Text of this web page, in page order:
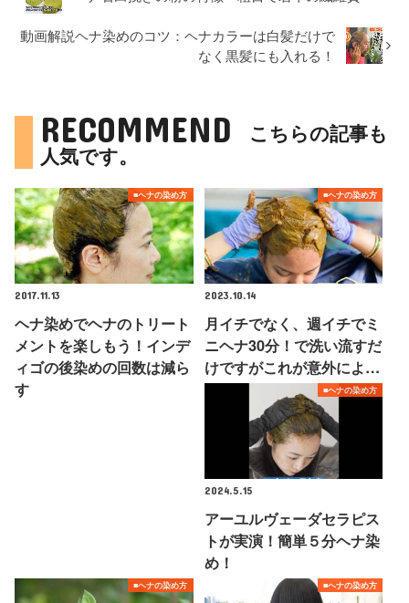
動画解説ヘナ染めのコツ：ヘナカラーは白髪だけで
なく黒髪にも入れる！
RECOMMEND
こちらの記事も
人気です。
■ヘナの染め方
2017.11.13
ヘナ染めでヘナのトリート
メントを楽しもう！インデ
ィゴの後染めの回数は減ら
す
■ヘナの染め方
2023.10.14
月イチでなく、週イチでミ
ニヘナ30分！で洗い流すだ
けですがこれが意外によ…
■ヘナの染め方
2024.5.15
アーユルヴェーダセラピス
トが実演！簡単５分ヘナ染
め！
■ヘナの染め方 ■ヘナの染め方